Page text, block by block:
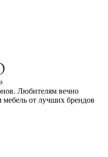
Любителям вечно
от лучших брендов